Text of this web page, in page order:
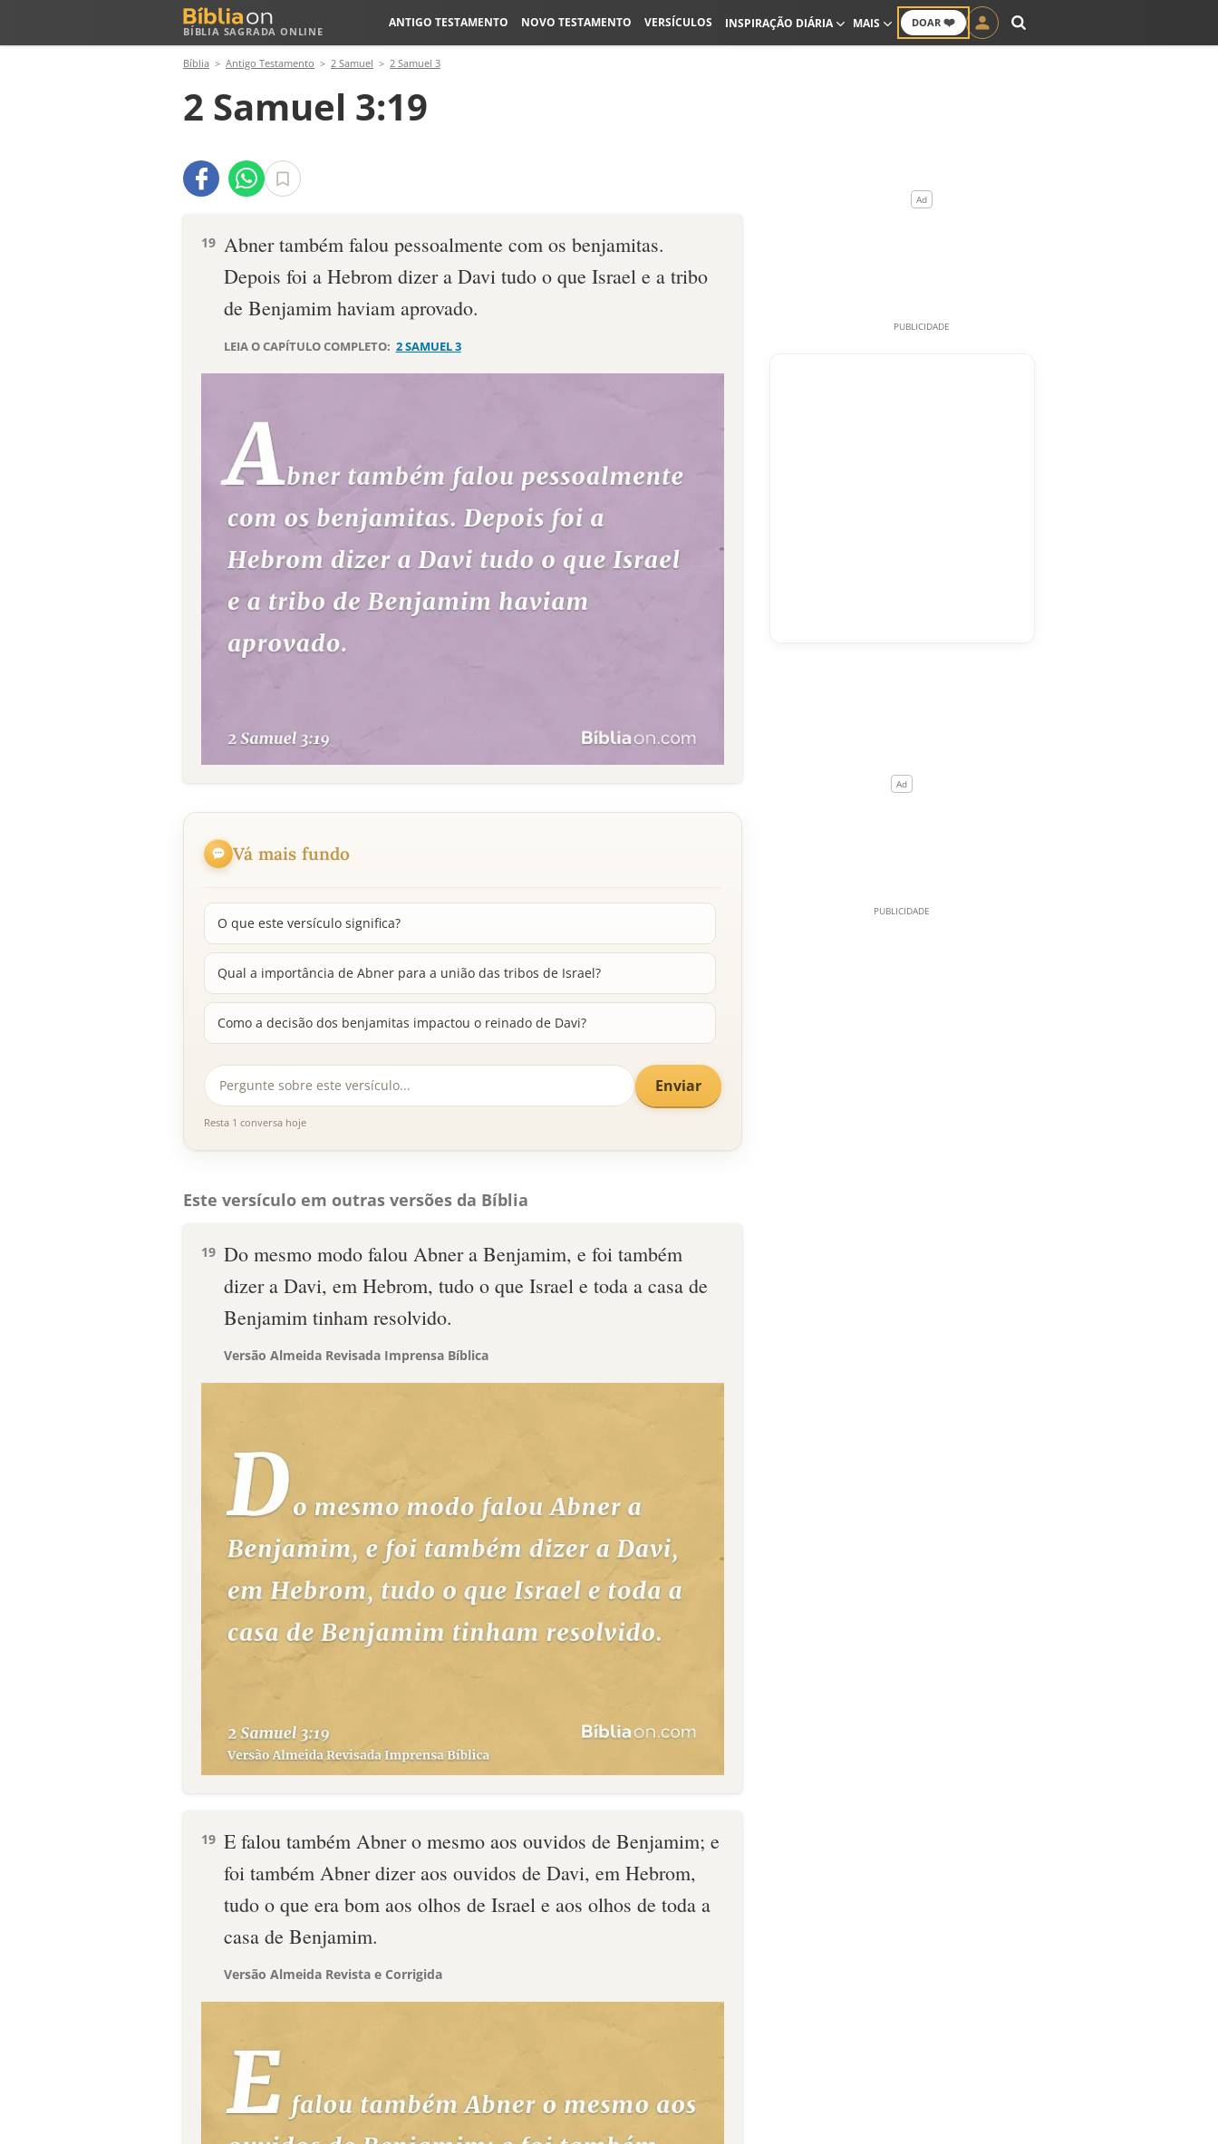
BÍBLIA SAGRADA ONLINE
DOAR ❤️
ANTIGO TESTAMENTO NOVO TESTAMENTO VERSÍCULOS INSPIRAÇÃO DIÁRIA MAIS
Bíblia Antigo Testamento 2 Samuel 2 Samuel 3
2 Samuel 3:19
19 Abner também falou pessoalmente com os benjamitas.
Depois foi a Hebrom dizer a Davi tudo o que Israel e a tribo
de Benjamim haviam aprovado.
LEIA O CAPÍTULO COMPLETO: 2 SAMUEL 3
Vá mais fundo
O que este versículo significa?
Qual a importância de Abner para a união das tribos de Israel?
Como a decisão dos benjamitas impactou o reinado de Davi?
Enviar
Resta 1 conversa hoje
Este versículo em outras versões da Bíblia
19 Do mesmo modo falou Abner a Benjamim, e foi também
dizer a Davi, em Hebrom, tudo o que Israel e toda a casa de
Benjamim tinham resolvido.
Versão Almeida Revisada Imprensa Bíblica
19 E falou também Abner o mesmo aos ouvidos de Benjamim; e
foi também Abner dizer aos ouvidos de Davi, em Hebrom,
tudo o que era bom aos olhos de Israel e aos olhos de toda a
casa de Benjamim.
Versão Almeida Revista e Corrigida